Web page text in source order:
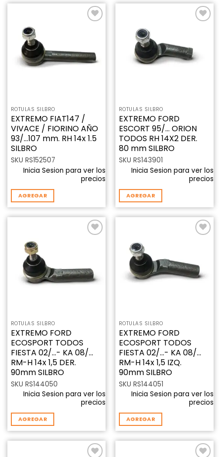
ROTULAS SILBRO
EXTREMO FIAT147 /
VIVACE / FIORINO AÑO
93/…107 mm. RH 14x 1.5
SILBRO
SKU RS152507
Inicia Sesion para ver los
precios
AGREGAR
deseos
ROTULAS SILBRO
EXTREMO FORD
ESCORT 95/… ORION
TODOS RH 14X2 DER.
80 mm SILBRO
SKU RS143901
Inicia Sesion para ver los
precios
AGREGAR
ROTULAS SILBRO
EXTREMO FORD
ECOSPORT TODOS
FIESTA 02/…- KA 08/…
RM-H 14x 1,5 DER.
90mm SILBRO
SKU RS144050
Inicia Sesion para ver los
precios
AGREGAR
deseos
ROTULAS SILBRO
EXTREMO FORD
ECOSPORT TODOS
FIESTA 02/…- KA 08/…
RM-H 14x 1,5 IZQ.
90mm SILBRO
SKU RS144051
Inicia Sesion para ver los
precios
AGREGAR